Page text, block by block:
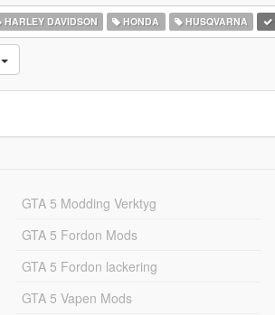
HARLEY DAVIDSON HONDA HUSQVARNA
GTA 5 Modding Verktyg
GTA 5 Fordon Mods
GTA 5 Fordon lackering
GTA 5 Vapen Mods